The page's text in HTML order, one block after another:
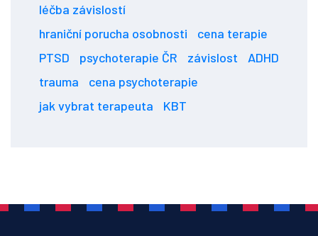
léčba závislostí
hraniční porucha osobnosti
cena terapie
PTSD
psychoterapie ČR závislost
ADHD
trauma
cena psychoterapie
jak vybrat terapeuta
KBT